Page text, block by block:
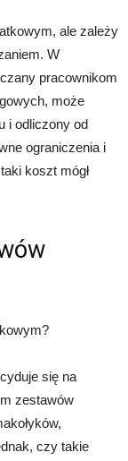
ale zależy
W
pracownikom
może
i odliczony od
ograniczenia i
koszt mógł
się na
zestawów
czy takie